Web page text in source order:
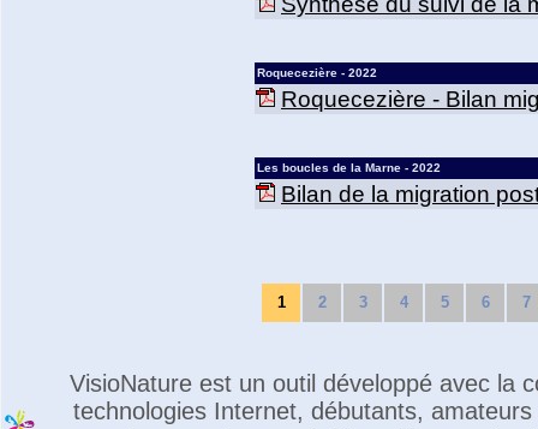
Roquecezière - 2022
Roquecezière - Bilan
Les boucles de la Marne - 2022
Bilan de la migration
1 2 3 4 5 6 7
VisioNature est un outil développé avec la
technologies Internet, débutants,